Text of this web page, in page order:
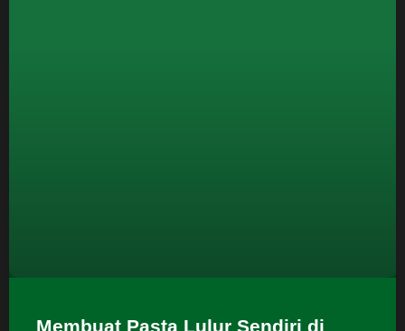
Membuat Pasta Lulur Sendiri di